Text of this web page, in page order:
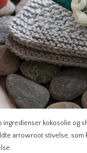
kokosolie og
arrowroot stivelse,